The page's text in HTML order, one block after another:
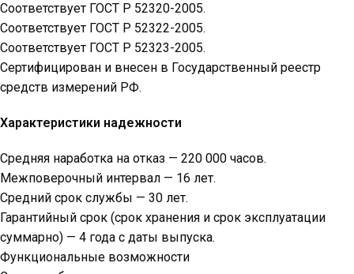
Соответствует ГОСТ Р 52320-2005.
Соответствует ГОСТ Р 52322-2005.
Соответствует ГОСТ Р 52323-2005.
Сертифицирован и внесен в Государственный реестр
средств измерений РФ.
Характеристики надежности
Средняя наработка на отказ — 220 000 часов.
Межповерочный интервал — 16 лет.
Средний срок службы — 30 лет.
Гарантийный срок (срок хранения и срок эксплуатации
суммарно) — 4 года с даты выпуска.
Функциональные возможности